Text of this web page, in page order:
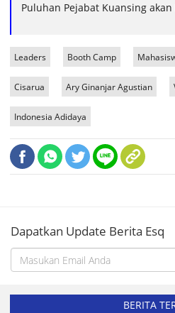
Puluhan Pejabat Kuansing
Leaders Booth Camp
Cisarua Ary Ginanjar Agustian
Indonesia Adidaya
Dapatkan Update Berita Esq
BERITA